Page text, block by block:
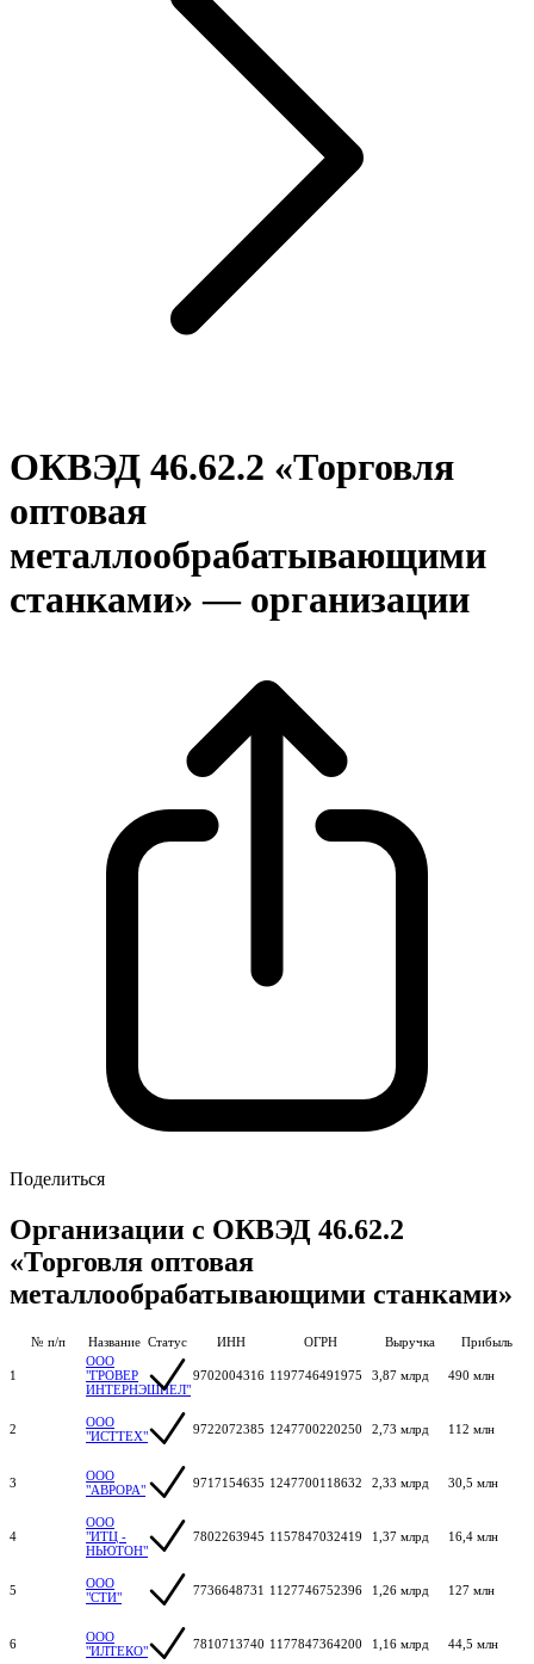
ОКВЭД 46.62.2 «Торговля
оптовая
металлообрабатывающими
станками» — организации
Поделиться
Организации с ОКВЭД 46.62.2
«Торговля оптовая
металлообрабатывающими станками»
№ п/п Название Статус ИНН ОГРН Выручка Прибыль
1
ООО
"ГРОВЕР
ИНТЕРНЭШНЕЛ"
9702004316 1197746491975 3,87 млрд 490 млн
2
ООО
"ИСТТЕХ"
9722072385 1247700220250 2,73 млрд 112 млн
3
ООО
"АВРОРА"
9717154635 1247700118632 2,33 млрд 30,5 млн
4
ООО
"ИТЦ -
НЬЮТОН"
7802263945 1157847032419 1,37 млрд 16,4 млн
5
ООО
"СТИ"
7736648731 1127746752396 1,26 млрд 127 млн
6
ООО
"ИЛТЕКО"
7810713740 1177847364200 1,16 млрд 44,5 млн